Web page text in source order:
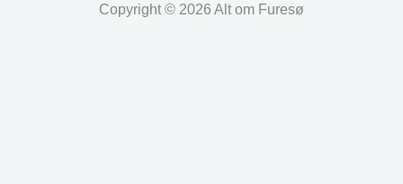
Copyright © 2026 Alt om Furesø